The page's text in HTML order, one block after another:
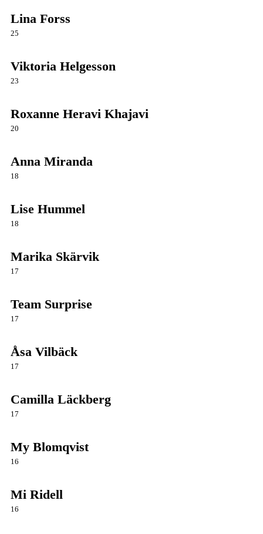
Lina Forss
25
Viktoria Helgesson
23
Roxanne Heravi Khajavi
20
Anna Miranda
18
Lise Hummel
18
Marika Skärvik
17
Team Surprise
17
Åsa Vilbäck
17
Camilla Läckberg
17
My Blomqvist
16
Mi Ridell
16